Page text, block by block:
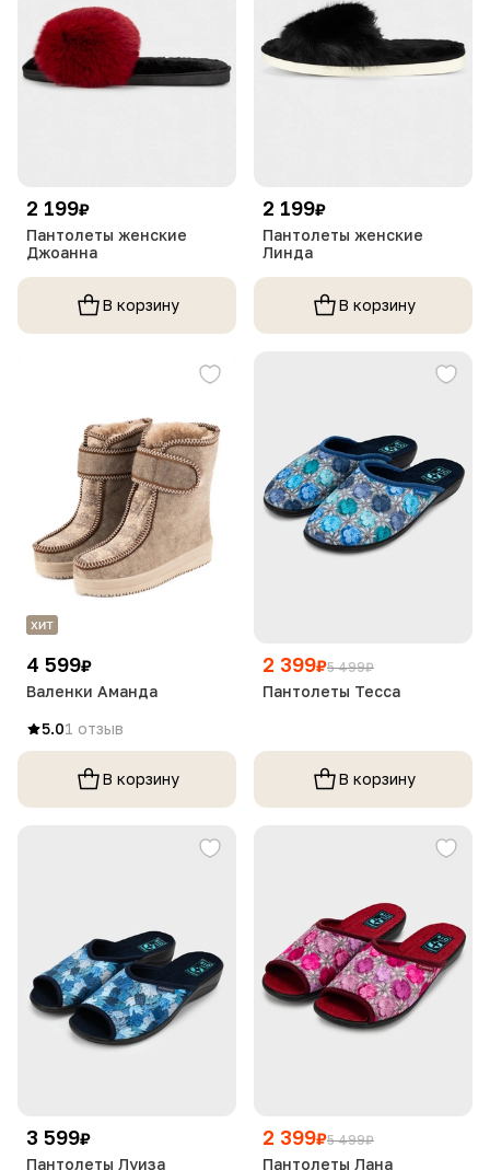
2 199₽
Пантолеты женские
Джоанна
В корзину
2 199₽
Пантолеты женские
Линда
В корзину
4 599₽
Валенки Аманда
5.01 отзыв
В корзину
2 399₽5 499₽
Пантолеты Тесса
В корзину
3 599₽
Пантолеты Луиза
2 399₽5 499₽
Пантолеты Лана